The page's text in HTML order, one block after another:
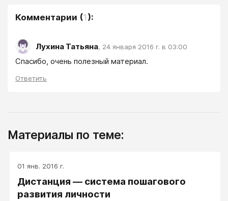
Комментарии (1):
Лухина Татьяна, 24 января 2016 г. в 03:00
Спасибо, очень полезный материал.
Ответить
Материалы по теме:
01 янв. 2016 г.
Дистанция — система пошагового
развития личности